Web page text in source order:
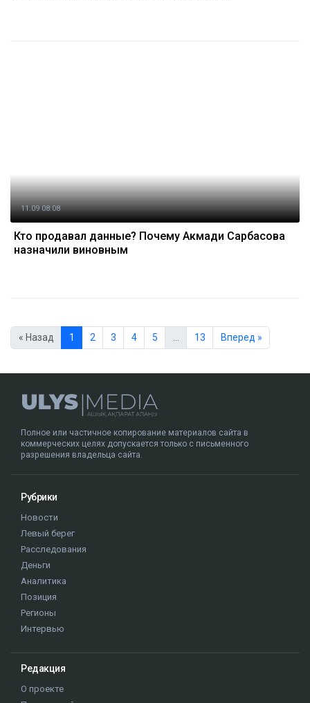
11.09 08:08
Кто продавал данные? Почему Акмади Сарбасова
назначили виновным
« Назад 1 2 3 4 5 … 13 Вперед »
Полное или частичное копирование материалов сайта в
коммерческих целях допускается только с письменного
разрешения владельца сайта.
Рубрики
Новости
Левый берег
Расследования
Деньги
Аналитика
Позиция
Регионы
Интервью
Редакция
О проекте